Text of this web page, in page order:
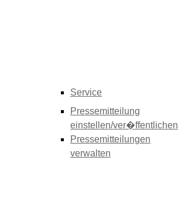
Service
Pressemitteilung
einstellen/ver�ffentlichen
Pressemitteilungen
verwalten